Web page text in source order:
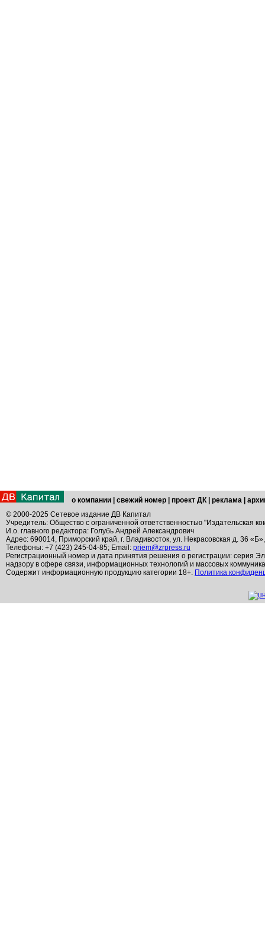
о компании свежий номер проект ДК реклама
© 2000-2025 Сетевое издание ДВ Капитал
Учредитель: Общество с ограниченной ответственностью "Издательская
И.о. главного редактора: Голубь Андрей Александрович
Адрес: 690014, Приморский край, г. Владивосток, ул. Некрасовская д. 36
Телефоны: +7 (423) 245-04-85; Email: priem@zrpress.ru
Регистрационный номер и дата принятия решения о регистрации: серия
надзору в сфере связи, информационных технологий и массовых
Содержит информационную продукцию категории 18+. Политика